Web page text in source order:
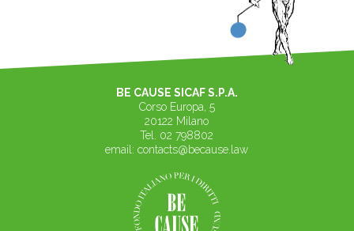
BE CAUSE SICAF S.P.A.
Corso Europa, 5
20122 Milano
Tel. 02 798802
email:contacts@because.law